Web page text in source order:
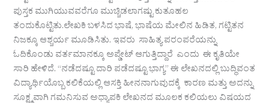
ಪುಸ್ತಕ ಮುಗಿಯುವವರೆಗೂ ಮುಚ್ಚಿಡಲಾಗಷ್ಟು ಕುತೂಹಲ
ತಂದುಕೊಟ್ಟಿತು.ಲೇಖಕಿ ಬಳಸಿದ ಭಾಷೆ, ಭಾಷೆಯ ಮೇಲಿನ ಹಿಡಿತ, ಗಟ್ಟಿತನ
ನಿಜಕ್ಕೂ ಆಶ್ಚರ್ಯ ಮೂಡಿಸಿತು. ಇವರು ಸಾಹಿತ್ಯ ಪರಂಪರೆಯನ್ನು
ಓದಿಕೊಂಡು ವರ್ತಮಾನಕ್ಕೂ ಅಪ್ಡೇಟ್ ಆಗುತ್ತಿದ್ದಾರೆ ಎಂದು ಈ ಕೃತಿಯೇ
ಸಾರಿ ಹೇಳಿದೆ. “ನಡೆದಷ್ಟೂ ದಾರಿ ಪಡೆದಷ್ಟೂ ಭಾಗ್ಯ” ಈ ಲೇಖನದಲ್ಲಿ ಬುದ್ಧಿವಂತ
ವಿದ್ಯಾರ್ಥಿಯೊಬ್ಬ ಕಲಿಕೆಯಲ್ಲಿ ಆಸಕ್ತಿ ಹೀನನಾಗುವುದಕ್ಕೆ ಕಾರಣ ಮತ್ತು ಅದನ್ನು
ಸೂಕ್ಷ್ಮವಾಗಿ ಗಮನಿಸುವ ಅಧ್ಯಾಪಕಿ ಲೇಖನದ ಮೂಲಕ ಕಲಿಯಲು ವಿಷಯದ